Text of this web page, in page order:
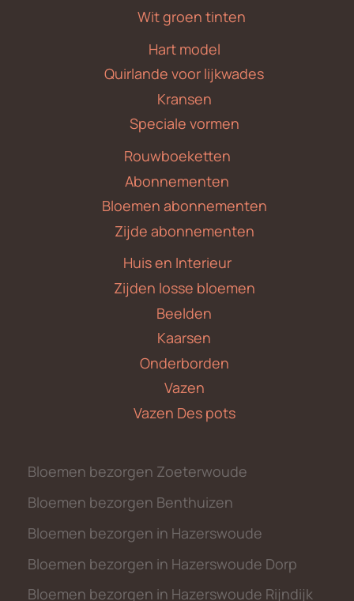
Wit groen tinten
Hart model
Quirlande voor lijkwades
Kransen
Speciale vormen
Rouwboeketten
Abonnementen
Bloemen abonnementen
Zijde abonnementen
Huis en Interieur
Zijden losse bloemen
Beelden
Kaarsen
Onderborden
Vazen
Vazen Des pots
Bloemen bezorgen Zoeterwoude
Bloemen bezorgen Benthuizen
Bloemen bezorgen in Hazerswoude
Bloemen bezorgen in Hazerswoude Dorp
Bloemen bezorgen in Hazerswoude Rijndijk